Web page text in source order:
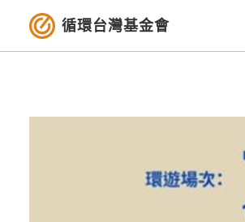
循環台灣基金會